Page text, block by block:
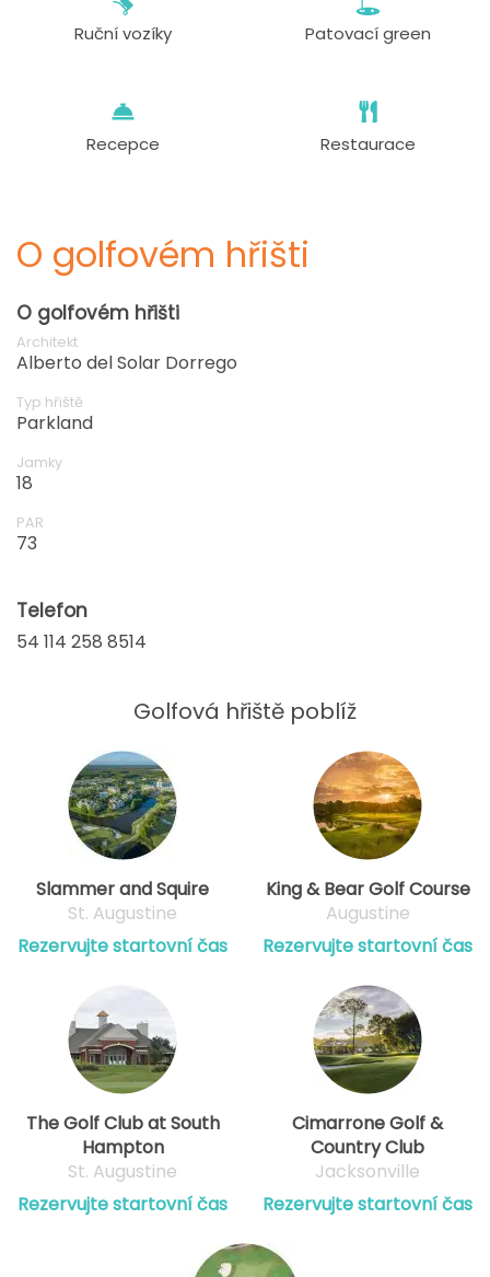
Ruční vozíky Patovací green
Recepce Restaurace
O golfovém hřišti
O golfovém hřišti
Architekt
Alberto del Solar Dorrego
Typ hřiště
Parkland
Jamky
18
PAR
73
Telefon
54 114 258 8514
Golfová hřiště poblíž
Slammer and Squire
St. Augustine
Rezervujte startovní čas
King & Bear Golf Course
Augustine
Rezervujte startovní čas
The Golf Club at South
Hampton
St. Augustine
Rezervujte startovní čas
Cimarrone Golf &
Country Club
Jacksonville
Rezervujte startovní čas